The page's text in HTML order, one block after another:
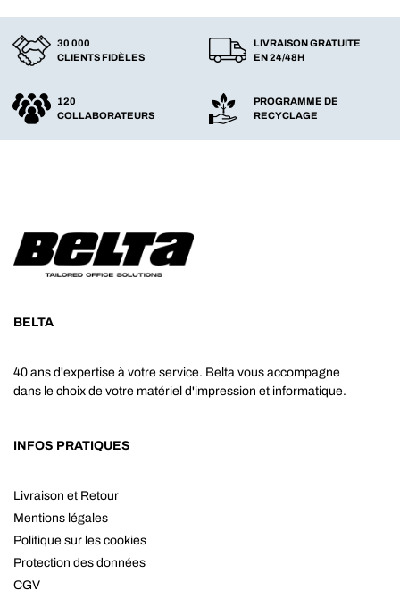
30 000
CLIENTS FIDÈLES
LIVRAISON GRATUITE
EN 24/48H
120
COLLABORATEURS
PROGRAMME DE
RECYCLAGE
BELTA
40 ans d'expertise à votre service. Belta vous accompagne
dans le choix de votre matériel d'impression et informatique.
INFOS PRATIQUES
Livraison et Retour
Mentions légales
Politique sur les cookies
Protection des données
CGV